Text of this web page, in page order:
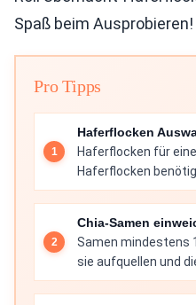
Spaß beim Ausprobieren!
Pro Tipps
Haferflocken
Haferflocken für
Haferflocken
Chia-Samen
Samen mindestens
sie aufquellen und